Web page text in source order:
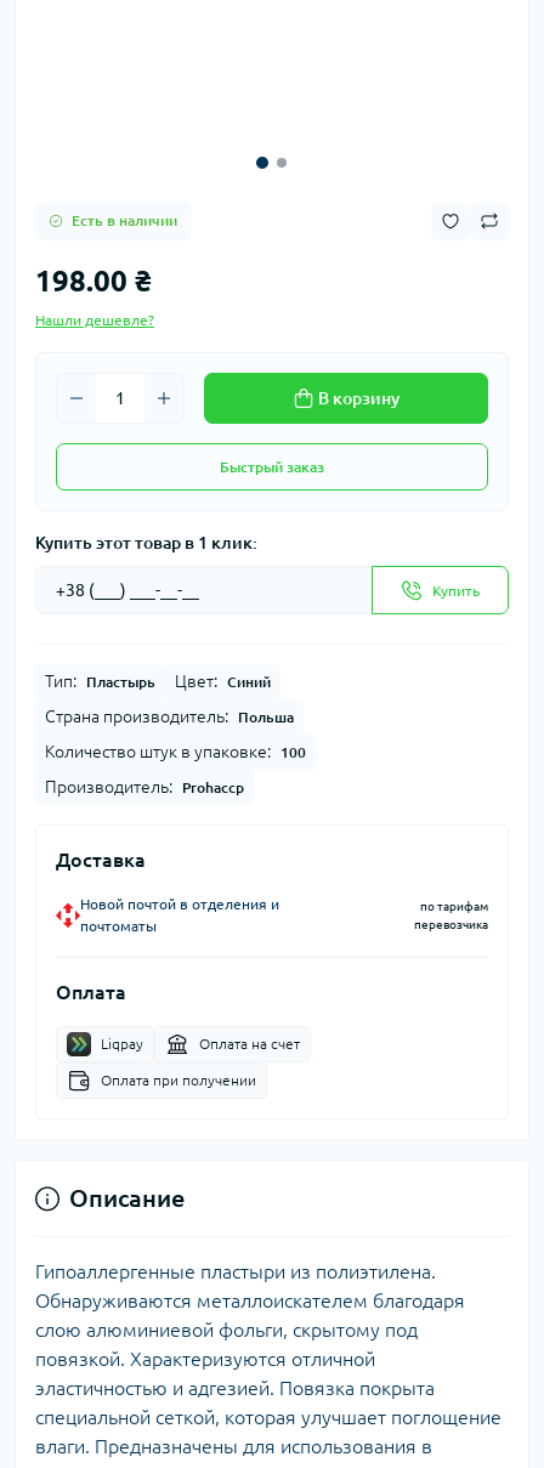
Есть в наличии
198.00 ₴
Нашли дешевле?
В корзину
Быстрый заказ
Купить этот товар в 1 клик:
Купить
Тип: Пластырь Цвет: Синий
Страна производитель: Польша
Количество штук в упаковке: 100
Производитель: Prohaccp
Доставка
Новой почтой в отделения и
почтоматы
по тарифам
перевозчика
Оплата
Liqpay Оплата на счет
Оплата при получении
Описание
Гипоаллергенные пластыри из полиэтилена.
Обнаруживаются металлоискателем благодаря
слою алюминиевой фольги, скрытому под
повязкой. Характеризуются отличной
эластичностью и адгезией. Повязка покрыта
специальной сеткой, которая улучшает поглощение
влаги. Предназначены для использования в